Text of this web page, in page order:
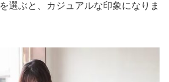
を選ぶと、カジュアルな印象になりま